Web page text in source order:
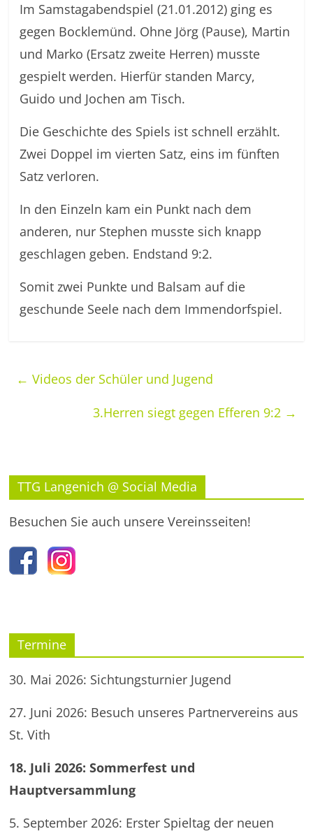
Im Samstagabendspiel (21.01.2012) ging es
gegen Bocklemünd. Ohne Jörg (Pause), Martin
und Marko (Ersatz zweite Herren) musste
gespielt werden. Hierfür standen Marcy,
Guido und Jochen am Tisch.
Die Geschichte des Spiels ist schnell erzählt.
Zwei Doppel im vierten Satz, eins im fünften
Satz verloren.
In den Einzeln kam ein Punkt nach dem
anderen, nur Stephen musste sich knapp
geschlagen geben. Endstand 9:2.
Somit zwei Punkte und Balsam auf die
geschunde Seele nach dem Immendorfspiel.
← Videos der Schüler und Jugend
3.Herren siegt gegen Efferen 9:2 →
TTG Langenich @ Social Media
Besuchen Sie auch unsere Vereinsseiten!
Termine
30. Mai 2026: Sichtungsturnier Jugend
27. Juni 2026: Besuch unseres Partnervereins aus
St. Vith
18. Juli 2026: Sommerfest und
Hauptversammlung
5. September 2026: Erster Spieltag der neuen